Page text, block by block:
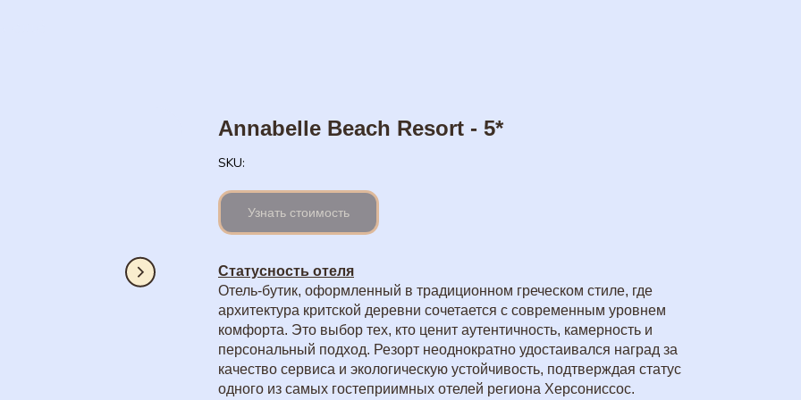
Annabelle Beach Resort - 5*
SKU:
Узнать стоимость
Статусность отеля
Отель-бутик, оформленный в традиционном греческом стиле, где
архитектура критской деревни сочетается с современным уровнем
комфорта. Это выбор тех, кто ценит аутентичность, камерность и
персональный подход. Резорт неоднократно удостаивался наград за
качество сервиса и экологическую устойчивость, подтверждая статус
одного из самых гостеприимных отелей региона Херсониссос.